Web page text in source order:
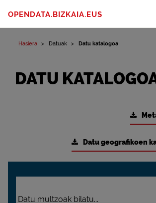
OPENDATA.BIZKAIA.EUS
Hasiera Datuak Datu katalogoa
DATU
Datu geografikoen